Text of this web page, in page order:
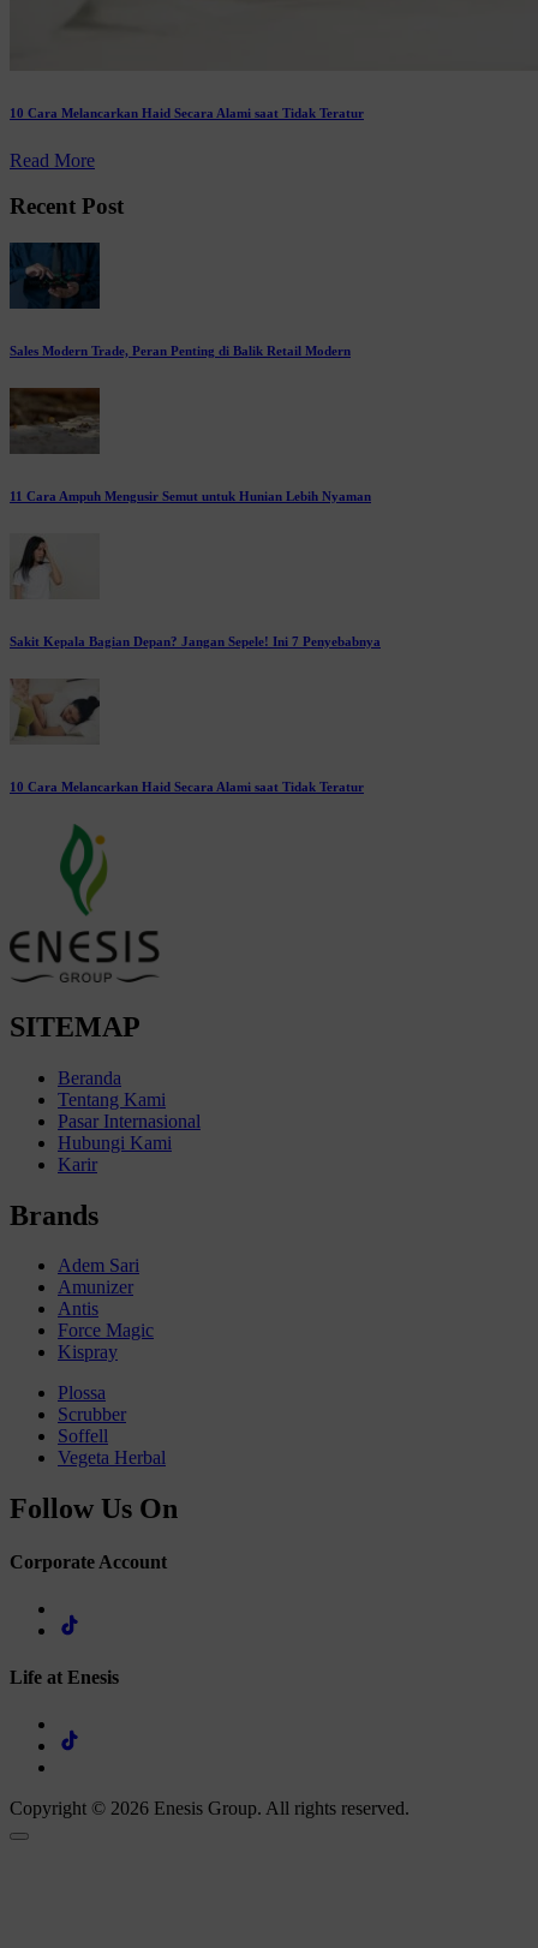
10 Cara Melancarkan Haid Secara Alami saat Tidak Teratur
Read More
Recent Post
Sales Modern Trade, Peran Penting di Balik Retail Modern
11 Cara Ampuh Mengusir Semut untuk Hunian Lebih Nyaman
Sakit Kepala Bagian Depan? Jangan Sepele! Ini 7 Penyebabnya
10 Cara Melancarkan Haid Secara Alami saat Tidak Teratur
SITEMAP
Beranda
Tentang Kami
Pasar Internasional
Hubungi Kami
Karir
Brands
Adem Sari
Amunizer
Antis
Force Magic
Kispray
Plossa
Scrubber
Soffell
Vegeta Herbal
Follow Us On
Corporate Account
Life at Enesis
Copyright © 2026 Enesis Group. All rights reserved.